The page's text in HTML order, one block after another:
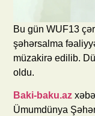
Bu gün WUF13
şəhərsalma
müzakirə edilib.
oldu.
Baki-baku.az
Ümumdünya